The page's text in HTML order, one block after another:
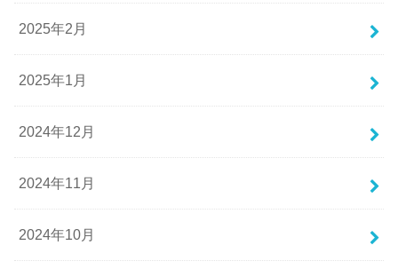
2025年2月
2025年1月
2024年12月
2024年11月
2024年10月